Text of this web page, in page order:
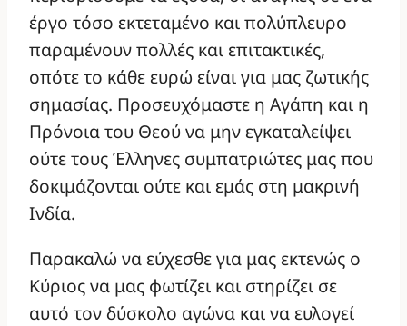
έργο τόσο εκτεταμένο και πολύπλευρο
παραμένουν πολλές και επιτακτικές,
οπότε το κάθε ευρώ είναι για μας ζωτικής
σημασίας. Προσευχόμαστε η Αγάπη και η
Πρόνοια του Θεού να μην εγκαταλείψει
ούτε τους Έλληνες συμπατριώτες μας που
δοκιμάζονται ούτε και εμάς στη μακρινή
Ινδία.
Παρακαλώ να εύχεσθε για μας εκτενώς ο
Κύριος να μας φωτίζει και στηρίζει σε
αυτό τον δύσκολο αγώνα και να ευλογεί